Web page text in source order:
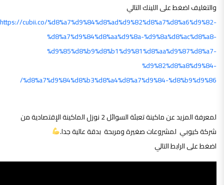
والتغليف اضغط على اللينك التالي
https://cubii.co/%d8%a7%d9%84%d8%ad%d9%82%d8%a7%d8%a6%d9%82-
%d8%a7%d9%84%d8%aa%d9%8a-%d9%8a%d8%ac%d8%a8-
%d9%85%d8%b9%d8%b1%d9%81%d8%aa%d9%87%d8%a7-
%d9%82%d8%a8%d9%84-
%d8%a7%d9%84%d8%b3%d8%a4%d8%a7%d9%84-%d8%b9%d9%86/
لمعرفة المزيد عن ماكينة تعبئة السوائل 2 نوزل الماكينة الإقتصادية من
شركة كيوبي لمشروعات صغيرة ومربحة بدقة عالية جدا.
اضغط على الرابط التالي